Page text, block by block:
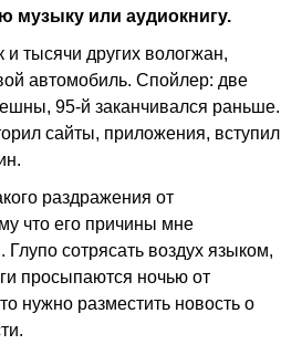
музыку или аудиокнигу.
тысячи других вологжан,
автомобиль. Спойлер: две
95-й заканчивался раньше.
сайты, приложения, вступил
раздражения от
что его причины мне
сотрясать воздух языком,
просыпаются ночью от
нужно разместить новость о